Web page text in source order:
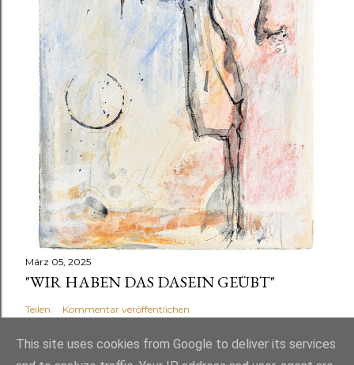
März 05, 2025
"WIR HABEN DAS DASEIN GEÜBT"
Teilen Kommentar veröffentlichen
This site uses cookies from Google to deliver its services